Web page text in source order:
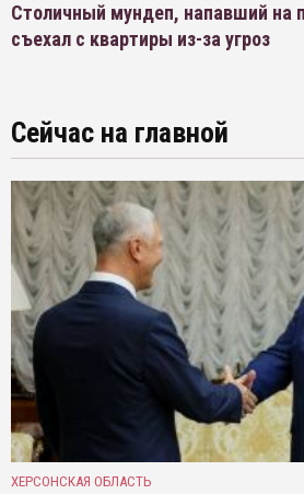
Столичный мундеп, напавший на
съехал с квартиры из-за угроз
Сейчас на главной
ХЕРСОНСКАЯ ОБЛАСТЬ